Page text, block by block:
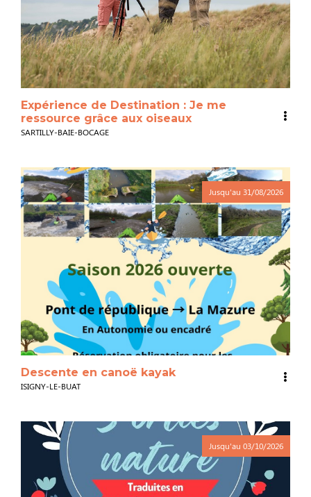
Expérience de Destination : Je me
ressource grâce aux oiseaux
SARTILLY-BAIE-BOCAGE
Jusqu'au 31/08/2026
Descente en canoë kayak
ISIGNY-LE-BUAT
Jusqu'au 03/10/2026